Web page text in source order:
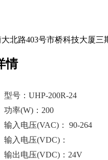
北路403号市桥科技大厦三
情
型号：UHP-200R-24
功率(W)：200
输入电压(VAC)： 90-264
输入电压(VDC)：
输出电压(VDC)：24V